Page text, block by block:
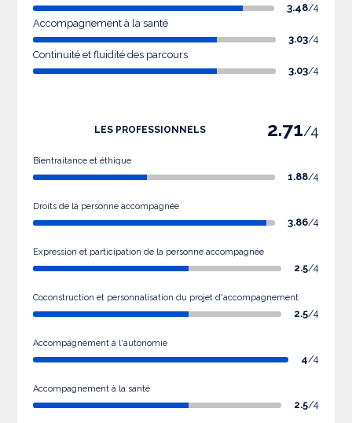
3.48/4
Accompagnement à la santé
3.03/4
Continuité et fluidité des parcours
3.03/4
LES PROFESSIONNELS 2.71/4
Bientraitance et éthique
1.88/4
Droits de la personne accompagnée
3.86/4
Expression et participation de la personne accompagnée
2.5/4
Coconstruction et personnalisation du projet d'accompagnement
2.5/4
Accompagnement à l'autonomie
4/4
Accompagnement à la santé
2.5/4